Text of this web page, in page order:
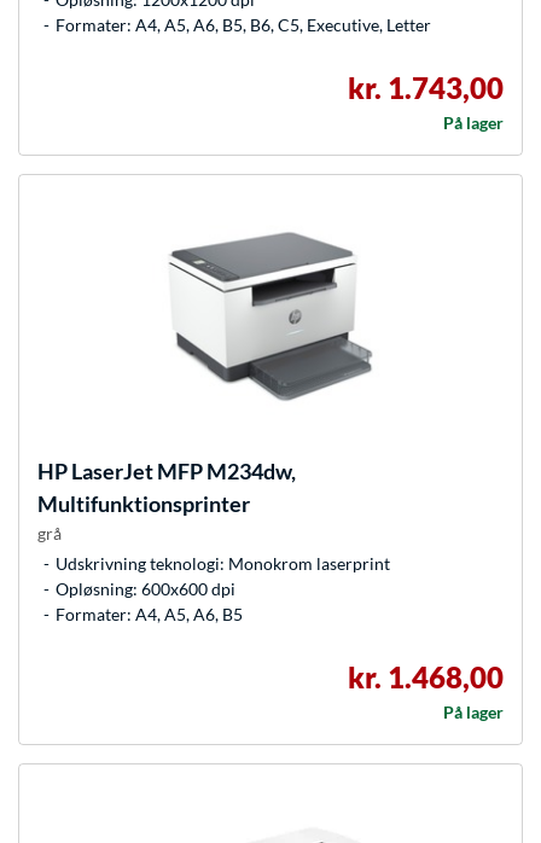
Formater: A4, A5, A6, B5, B6, C5, Executive, Letter
kr. 1.743,00
På lager
HPLaserJet MFP M234dw,
Multifunktionsprinter
grå
Udskrivning teknologi: Monokrom laserprint
Opløsning: 600x600 dpi
Formater: A4, A5, A6, B5
kr. 1.468,00
På lager